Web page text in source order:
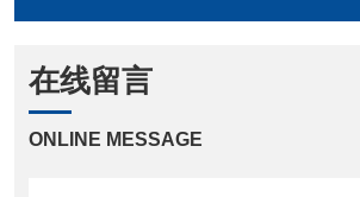
在线留言
ONLINE MESSAGE